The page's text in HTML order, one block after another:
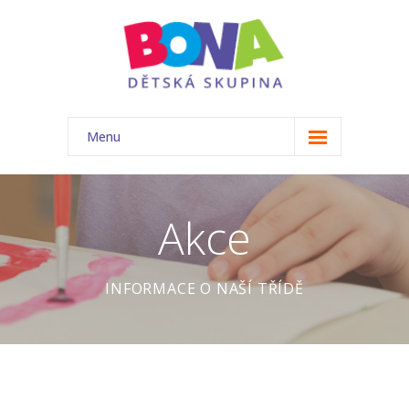
Menu
ÚVOD
-- Akce
-- Náš tým
Akce
INFORMACE O NAŠÍ TŘÍDĚ